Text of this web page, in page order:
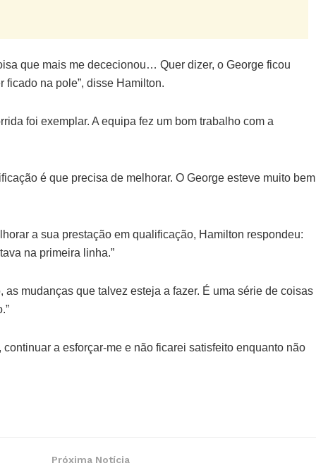
que mais me dececionou… Quer dizer, o George ficou
ficado na pole”, disse Hamilton.
foi exemplar. A equipa fez um bom trabalho com a
é que precisa de melhorar. O George esteve muito bem
a sua prestação em qualificação, Hamilton respondeu:
na primeira linha.”
as mudanças que talvez esteja a fazer. É uma série de coisas
a esforçar-me e não ficarei satisfeito enquanto não
Próxima Notícia